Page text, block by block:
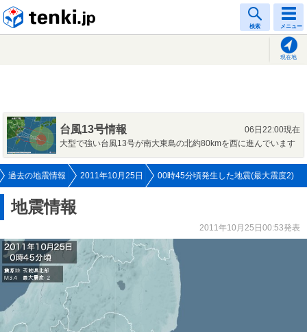
検索 メニュー
現在地
台風13号情報
06日22:00現在
大型で強い台風13号が南大東島の北約80kmを西に進んでいます
過去の地震情報 2011年10月25日 00時45分頃発生した地震(最大震度2)
地震情報
2011年10月25日00:53発表